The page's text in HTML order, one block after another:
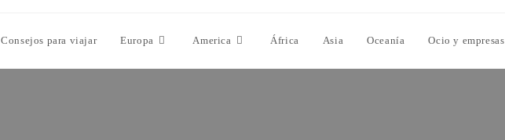
Consejos para viajar Europa America África Asia Oceanía Ocio y empresas